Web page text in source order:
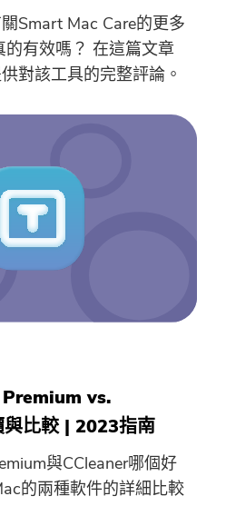
Smart Mac Care的更多
有效嗎？ 在這篇文章
對該工具的完整評論。
vs.
比較 | 2023指南
與CCleaner哪個好
的兩種軟件的詳細比較